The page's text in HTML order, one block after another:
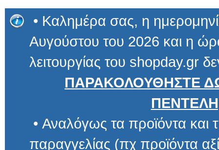
• Καλημέρα σας, η
Αυγούστου του 2026 και η
λειτουργίας του shopday.gr
ΠΑΡΑΚΟΛΟΥΘΗΣΤΕ
• Αναλόγως τα προϊόντα και
παραγγελίας (πχ προϊόντα αξίας
είναι εφικτό να προχωρήσει ή να
αντικαταβολή παρά μόνο μετά
οφείλεται στο ότι το site μας τώρα
τους πρώην προμηθευτές μας